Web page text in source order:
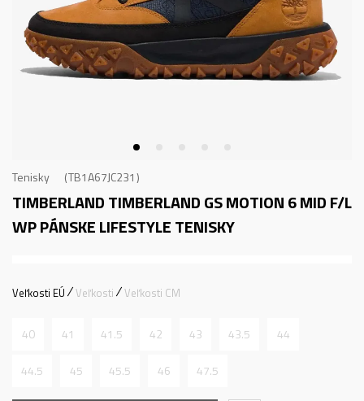
Tenisky TB1A67JC231
TIMBERLAND TIMBERLAND GS MOTION 6 MID F/L
WPPÁNSKE LIFESTYLE TENISKY
Veľkosti EÚ Veľkosti Veľkosti CM
40 41 41.5 42 43 43.5 44
44.5 45 45.5 46 47.5